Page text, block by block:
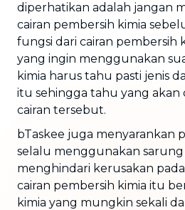
diperhatikan adalah jangan
cairan pembersih kimia
fungsi dari cairan pembersih
yang ingin menggunakan
kimia harus tahu pasti jenis
itu sehingga tahu yang
cairan tersebut.
bTaskee juga menyarankan
selalu menggunakan
menghindari kerusakan
cairan pembersih kimia itu
kimia yang mungkin sekali